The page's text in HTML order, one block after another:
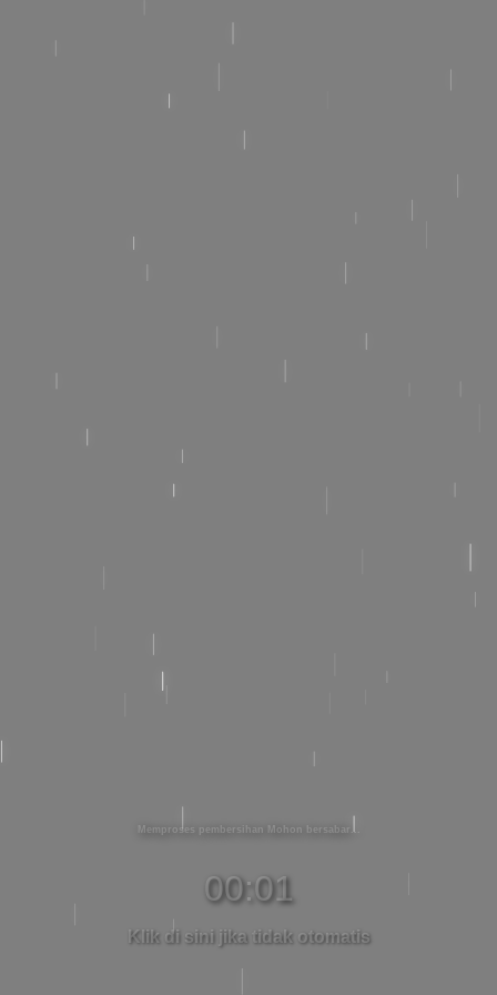
Memproses pembersihan Mohon bersabar
00:01
Klik di sini jika tidak otomatis